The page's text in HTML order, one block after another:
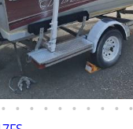
• • • • • • • • • •